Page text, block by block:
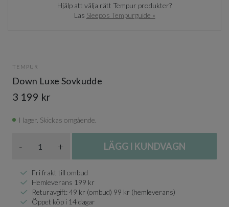
Hjälp att välja rätt Tempur produkter?
Läs Sleepos Tempurguide »
TEMPUR
Down Luxe Sovkudde
3 199 kr
I lager. Skickas omgående.
- + LÄGG I KUNDVAGN
Fri frakt till ombud
Hemleverans 199 kr
Returavgift: 49 kr (ombud) 99 kr (hemleverans)
Öppet köp i 14 dagar